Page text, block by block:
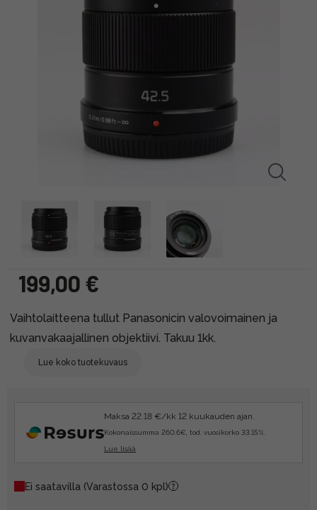
199,00 €
Vaihtolaitteena tullut Panasonicin valovoimainen ja
kuvanvakaajallinen objektiivi. Takuu 1kk.
Lue koko tuotekuvaus
Maksa 22.18 €/kk 12 kuukauden ajan.
Kokonaissumma 260.6€, tod. vuosikorko 33.15%.
Lue lisää
Ei saatavilla (Varastossa 0 kpl)